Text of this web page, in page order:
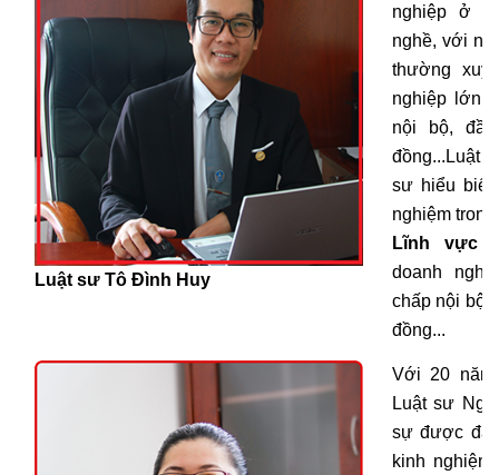
Luật sư Tô Đình Huy
nghiệp ở
nghề, với
thường
nghiệp lớn
nội bộ,
đồng...Luật
sư hiểu biết
nghiệm
Lĩnh vực
doanh
chấp nội bộ,
đồng...
Với 20 năm
Luật sư
sự được
kinh